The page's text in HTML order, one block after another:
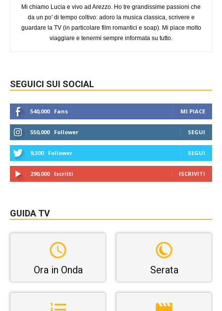
Mi chiamo Lucia e vivo ad Arezzo. Ho tre grandissime passioni che
da un po' di tempo coltivo: adoro la musica classica, scrivere e
guardare la TV (in particolare film romantici e soap). Mi piace molto
viaggiare e tenermi sempre informata su tutto.
SEGUICI SUI SOCIAL
540,000 Fans MI PIACE
550,000 Follower SEGUI
9,300 Follower SEGUI
290,000 Iscritti ISCRIVITI
GUIDA TV
Ora in Onda Serata